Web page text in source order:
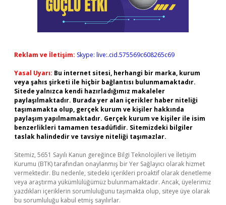
Reklam ve İletişim: Skype: live:.cid.575569c608265c69
Yasal Uyarı: Bu internet sitesi, herhangi bir marka, kurum
veya şahıs şirketi ile hiçbir bağlantısı bulunmamaktadır.
Sitede yalnızca kendi hazırladığımız makaleler
paylaşılmaktadır. Burada yer alan içerikler haber niteliği
taşımamakta olup, gerçek kurum ve kişiler hakkında
paylaşım yapılmamaktadır. Gerçek kurum ve kişiler ile isim
benzerlikleri tamamen tesadüfidir. Sitemizdeki bilgiler
taslak halindedir ve tavsiye niteliği taşımazlar.
Sitemiz, 5651 Sayılı Kanun gereğince Bilgi Teknolojileri ve İletişim
Kurumu (BTK) tarafından onaylanmış bir Yer Sağlayıcı olarak hizmet
vermektedir. Bu nedenle, sitedeki içerikleri proaktif olarak denetleme
veya araştırma yükümlülüğümüz bulunmamaktadır. Ancak, üyelerimiz
yazdıkları içeriklerin sorumluluğunu taşımakta olup, siteye üye olarak
bu sorumluluğu kabul etmiş sayılırlar.